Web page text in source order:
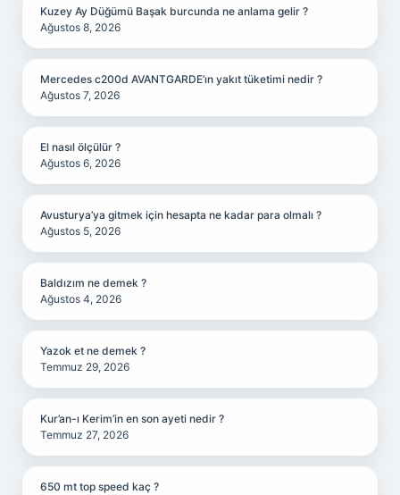
Kuzey Ay Düğümü Başak burcunda ne anlama gelir ?
Ağustos 8, 2026
Mercedes c200d AVANTGARDE’ın yakıt tüketimi nedir ?
Ağustos 7, 2026
El nasıl ölçülür ?
Ağustos 6, 2026
Avusturya’ya gitmek için hesapta ne kadar para olmalı ?
Ağustos 5, 2026
Baldızım ne demek ?
Ağustos 4, 2026
Yazok et ne demek ?
Temmuz 29, 2026
Kur’an-ı Kerim’in en son ayeti nedir ?
Temmuz 27, 2026
650 mt top speed kaç ?